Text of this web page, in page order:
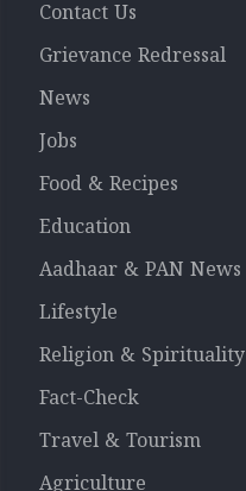
Contact Us
Grievance Redressal
News
Jobs
Food & Recipes
Education
Aadhaar & PAN News
Lifestyle
Religion & Spirituality
Fact-Check
Travel & Tourism
Agriculture